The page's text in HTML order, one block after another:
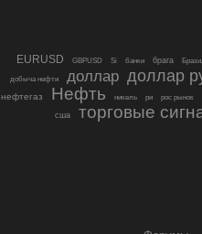
EURUSD GBPUSD Si банки брага
добыча нефти доллар доллар
нефтегаз Нефть никель ри рос рынок
сша торговые